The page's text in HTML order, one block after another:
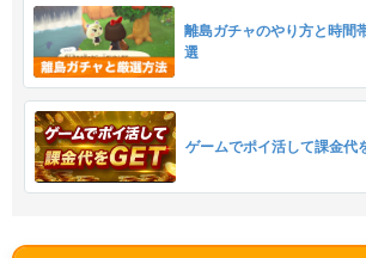
離島ガチャのやり方と時間
選
ゲームでポイ活して課金代